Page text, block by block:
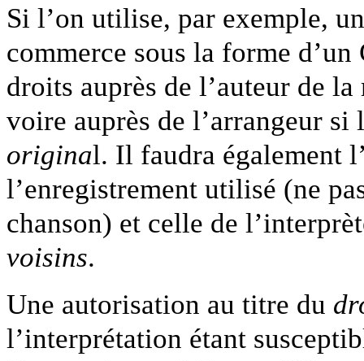
Si l’on utilise, par exemple,
commerce sous la forme
droits auprès de l’auteur de
voire auprès de l’arrangeur si
original. Il faudra également
l’enregistrement utilisé (ne
chanson) et celle de
voisins.
Une autorisation au titre du
l’interprétation étant